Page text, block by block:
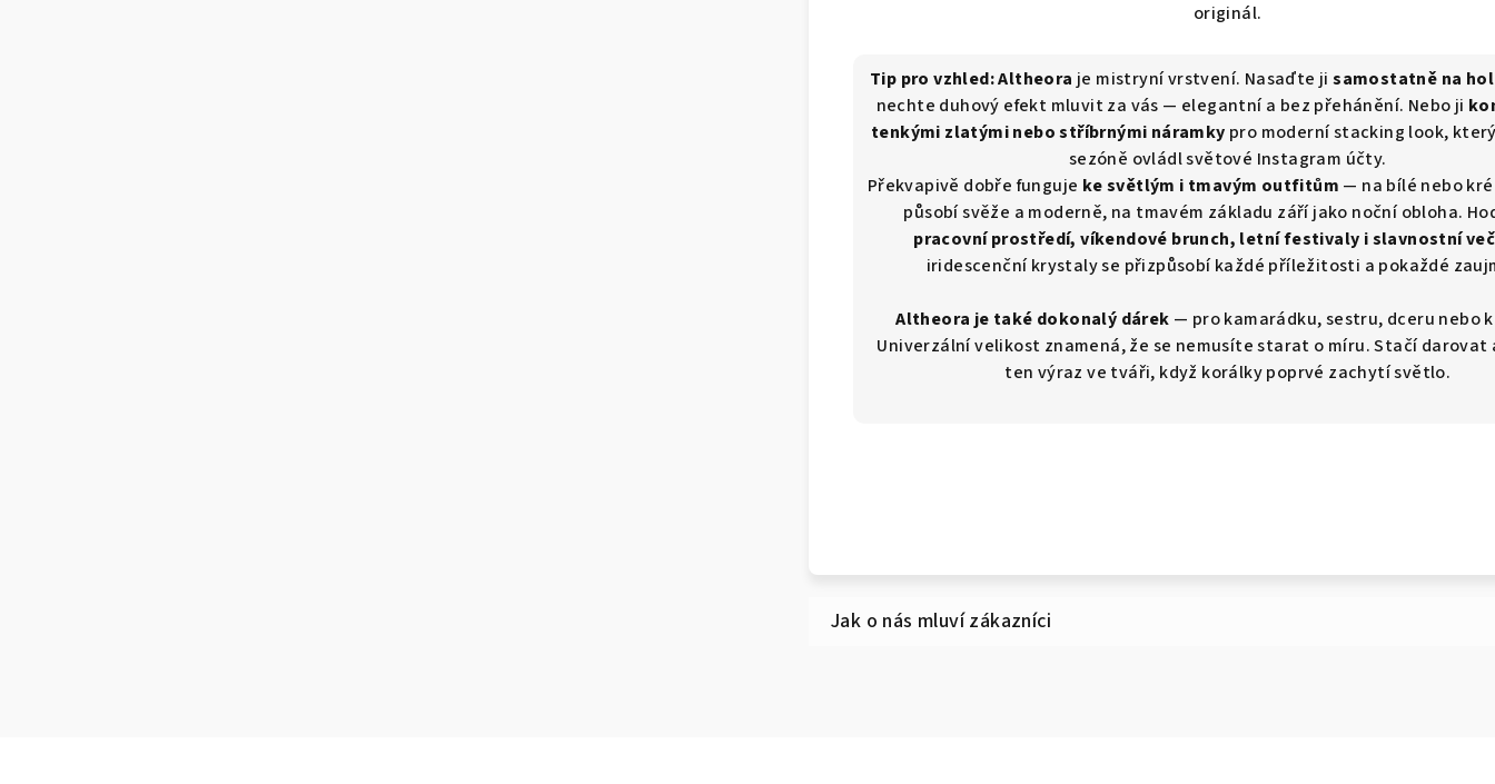
originál.
Tip pro vzhled:Altheora je mistryní vrstvení. Nasaďte jisamostatně na
nechte duhový efekt mluvit za vás — elegantní a bez přehánění. Nebo ji
tenkými zlatými nebo stříbrnými náramky pro moderní stacking look,
sezóně ovládl světové Instagram účty.
Překvapivě dobře funguje ke světlým i tmavým outfitům — na bílé nebo
působí svěže a moderně, na tmavém základu září jako noční obloha.
pracovní prostředí, víkendové brunch, letní festivaly i slavnostní
iridescenční krystaly se přizpůsobí každé příležitosti a pokaždé
Altheora je také dokonalý dárek — pro kamarádku, sestru, dceru nebo
Univerzální velikost znamená, že se nemusíte starat o míru. Stačí darovat
ten výraz ve tváři, když korálky poprvé zachytí světlo.